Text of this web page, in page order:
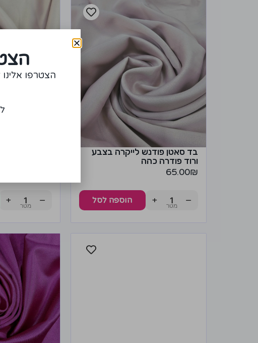
בד סאטן פודנש לייקרה בצבע
ורוד פודרה כהה
65.00₪
−
+ הוספה לסל
בד סאטן
−
+
הצטרפו